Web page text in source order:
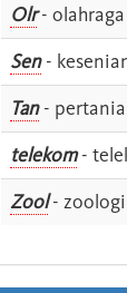
Olr- olahraga
Sen-
Tan-
telekom-
Zool- zoologi